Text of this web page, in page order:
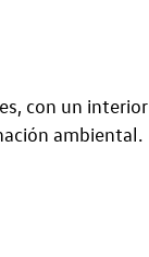
con un interior
ambiental.